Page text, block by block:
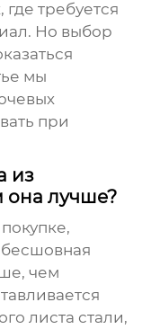
требуется
Но выбор
мы
при
из
она лучше?
бесшовная
чем
листа стали,